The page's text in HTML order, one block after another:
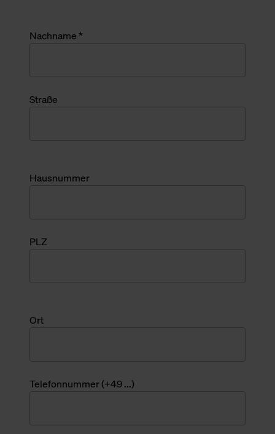
Nachname *
Straße
Hausnummer
PLZ
Ort
Telefonnummer (+49 ...)